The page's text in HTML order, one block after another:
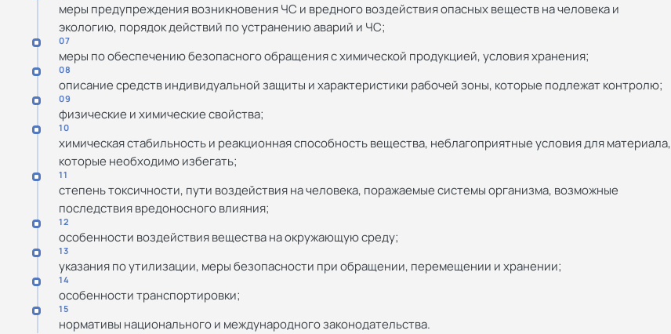
меры предупреждения возникновения ЧС и вредного воздействия опасных веществ на человека и
экологию, порядок действий по устранению аварий и ЧС;
07
меры по обеспечению безопасного обращения с химической продукцией, условия хранения;
08
описание средств индивидуальной защиты и характеристики рабочей зоны, которые подлежат контролю;
09
физические и химические свойства;
10
химическая стабильность и реакционная способность вещества, неблагоприятные условия для материала,
которые необходимо избегать;
11
степень токсичности, пути воздействия на человека, поражаемые системы организма, возможные
последствия вредоносного влияния;
12
особенности воздействия вещества на окружающую среду;
13
указания по утилизации, меры безопасности при обращении, перемещении и хранении;
14
особенности транспортировки;
15
нормативы национального и международного законодательства.